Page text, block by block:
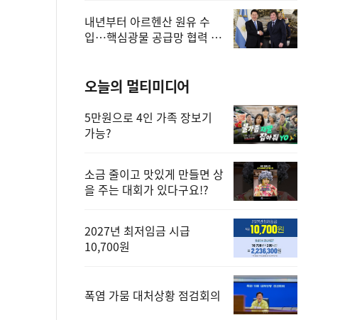
내년부터 아르헨산 원유 수
입…핵심광물 공급망 협력 체
오늘의 멀티미디어
5만원으로 4인 가족 장보기
가능?
소금 줄이고 맛있게 만들면 상
을 주는 대회가 있다구요!?
2027년 최저임금 시급
10,700원
폭염 가뭄 대처상황 점검회의